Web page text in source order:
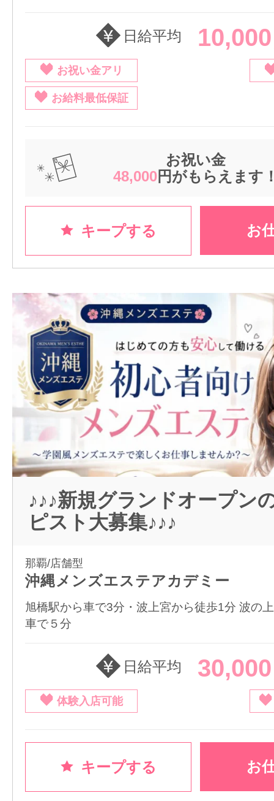
日給平均
お祝い金アリ
お給料最低保証
お祝い金
48,000円がもらえます
キープする お
♪♪♪新規グランドオープン
ピスト大募集♪♪♪
那覇/店舗型
沖縄メンズエステアカデミー
旭橋駅から車で3分・波上宮から徒歩1分 波の
車で５分
日給平均
体験入店可能
キープする お